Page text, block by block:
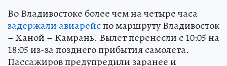
Во Владивостоке более чем на четыре часа
задержали авиарейспо маршруту Владивосток
– Ханой – Камрань. Вылет перенесли с 10:05 на
18:05 из-за позднего прибытия самолета.
Пассажиров предупредили заранее и